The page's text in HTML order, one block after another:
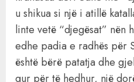
u shikua si një i atillë
linte vetë “djegësat” nën
edhe padia e radhës për
është bërë patatja dhe
gur për të hedhur, një